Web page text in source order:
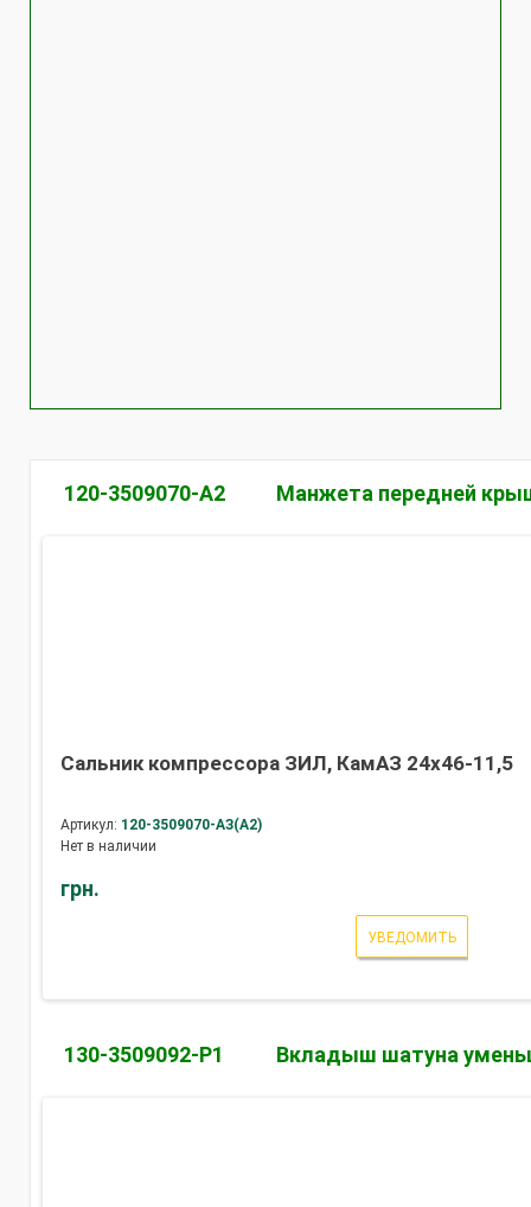
120-3509070-А2 Манжета передней
Сальник компрессора ЗИЛ, КамАЗ 24х46-11,5
Артикул: 120-3509070-АЗ(А2)
Нет в наличии
грн.
УВЕДОМИТЬ
130-3509092-Р1 Вкладыш шатуна